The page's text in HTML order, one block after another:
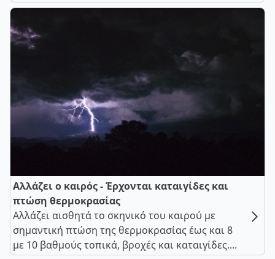
Αλλάζει ο καιρός - Έρχονται καταιγίδες και
πτώση θερμοκρασίας
Αλλάζει αισθητά το σκηνικό του καιρού με
σημαντική πτώση της θερμοκρασίας έως και 8
με 10 βαθμούς τοπικά, βροχές και καταιγίδες....